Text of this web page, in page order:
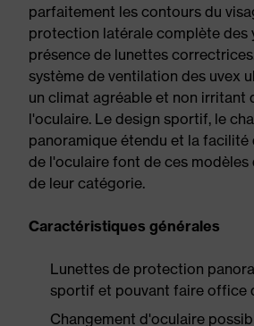
parfaitement les contours du
protection latérale complète des
présence de lunettes
système de ventilation des uvex
un climat agréable et non irritant
l'oculaire. Le design sportif, le
panoramique étendu et la facilité
de l'oculaire font de ces modèles
de leur catégorie.
Caractéristiques générales
Lunettes de protection
sportif et pouvant faire office
Changement d'oculaire